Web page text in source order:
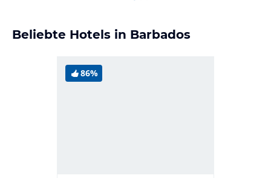
Beliebte Hotels in Barbados
86%